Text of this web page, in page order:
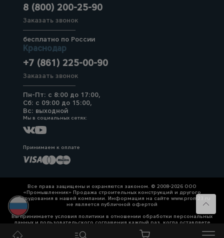
8 (800) 200-25-90
Заказать звонок
бесплатно по России
Краснодар
+7 (861) 225-00-90
Заказать звонок
Пн-Пт: с 8:00 до 17:00,
Сб: с 09:00 до 15:00,
Вс: выходной
Мы в социальных сетях:
Принимаем к оплате
Все права защищены и охраняются законом. © 2008-2026 ООО
«Промышленник» Продажа строительных конструкций и другого
оборудования в нашей компании. Информация на сайте www.prom23.ru
не является публичной офертой
Вы принимаете условия политики в отношении обработки персональных
данных и пользовательского соглашения каждый раз, когда оставляете
свои данные в любой форме обратной связи на сайте prom23.ru и его